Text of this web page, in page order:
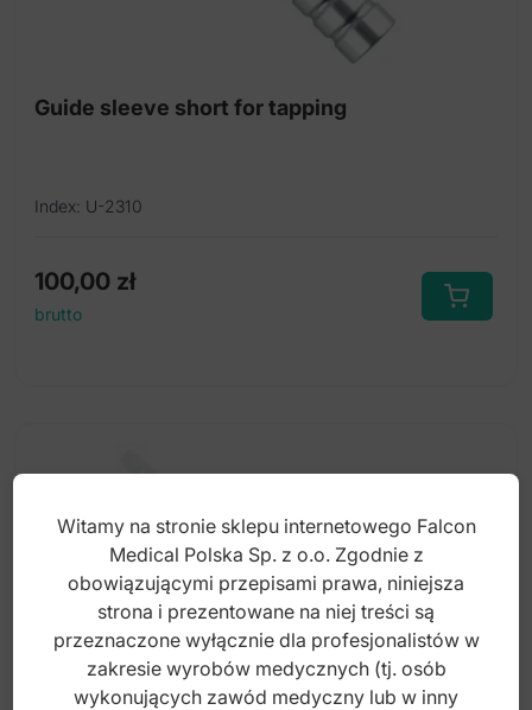
Guide sleeve short for tapping
Index: U-2310
100,00 zł
brutto
Witamy na stronie sklepu internetowego Falcon
Medical Polska Sp. z o.o. Zgodnie z
obowiązującymi przepisami prawa, niniejsza
strona i prezentowane na niej treści są
przeznaczone wyłącznie dla profesjonalistów w
zakresie wyrobów medycznych (tj. osób
wykonujących zawód medyczny lub w inny